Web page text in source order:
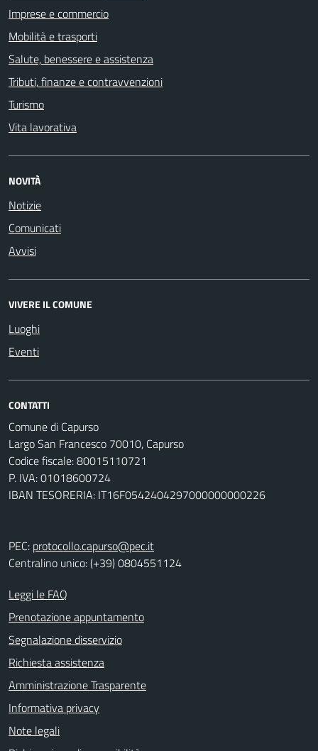
Imprese e commercio
Mobilità e trasporti
Salute, benessere e assistenza
Tributi, finanze e contravvenzioni
Turismo
Vita lavorativa
NOVITÀ
Notizie
Comunicati
Avvisi
VIVERE IL COMUNE
Luoghi
Eventi
CONTATTI
Comune di Capurso
Largo San Francesco 70010, Capurso
Codice fiscale: 80015110721
P. IVA: 01018600724
IBAN TESORERIA: IT16F0542404297000000000226
PEC: protocollo.capurso@pec.it
Centralino unico: (+39) 0804551124
Leggi le FAQ
Prenotazione appuntamento
Segnalazione disservizio
Richiesta assistenza
Amministrazione Trasparente
Informativa privacy
Note legali